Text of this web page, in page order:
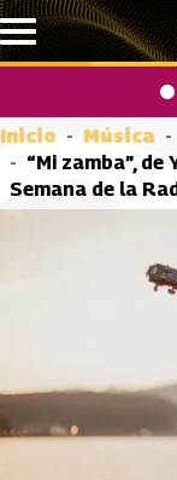
Pasar al contenido
Inicio Música
“Mi zamba”,
Semana de la